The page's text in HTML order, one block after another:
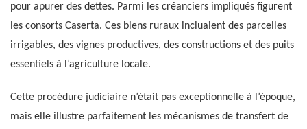
pour apurer des dettes. Parmi les créanciers impliqués figurent
les consorts Caserta. Ces biens ruraux incluaient des parcelles
irrigables, des vignes productives, des constructions et des puits
essentiels à l’agriculture locale.
Cette procédure judiciaire n’était pas exceptionnelle à l’époque,
mais elle illustre parfaitement les mécanismes de transfert de